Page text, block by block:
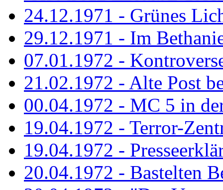
24.12.1971 - Grünes
29.12.1971 - Im
07.01.1972 -
21.02.1972 - Alte Post
00.04.1972 - MC 5 in
19.04.1972 - Terror-
19.04.1972 -
20.04.1972 - Bastelten